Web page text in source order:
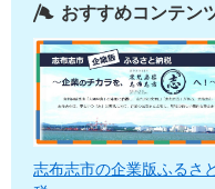
おすすめコンテン
志布志市の企業版ふるさ